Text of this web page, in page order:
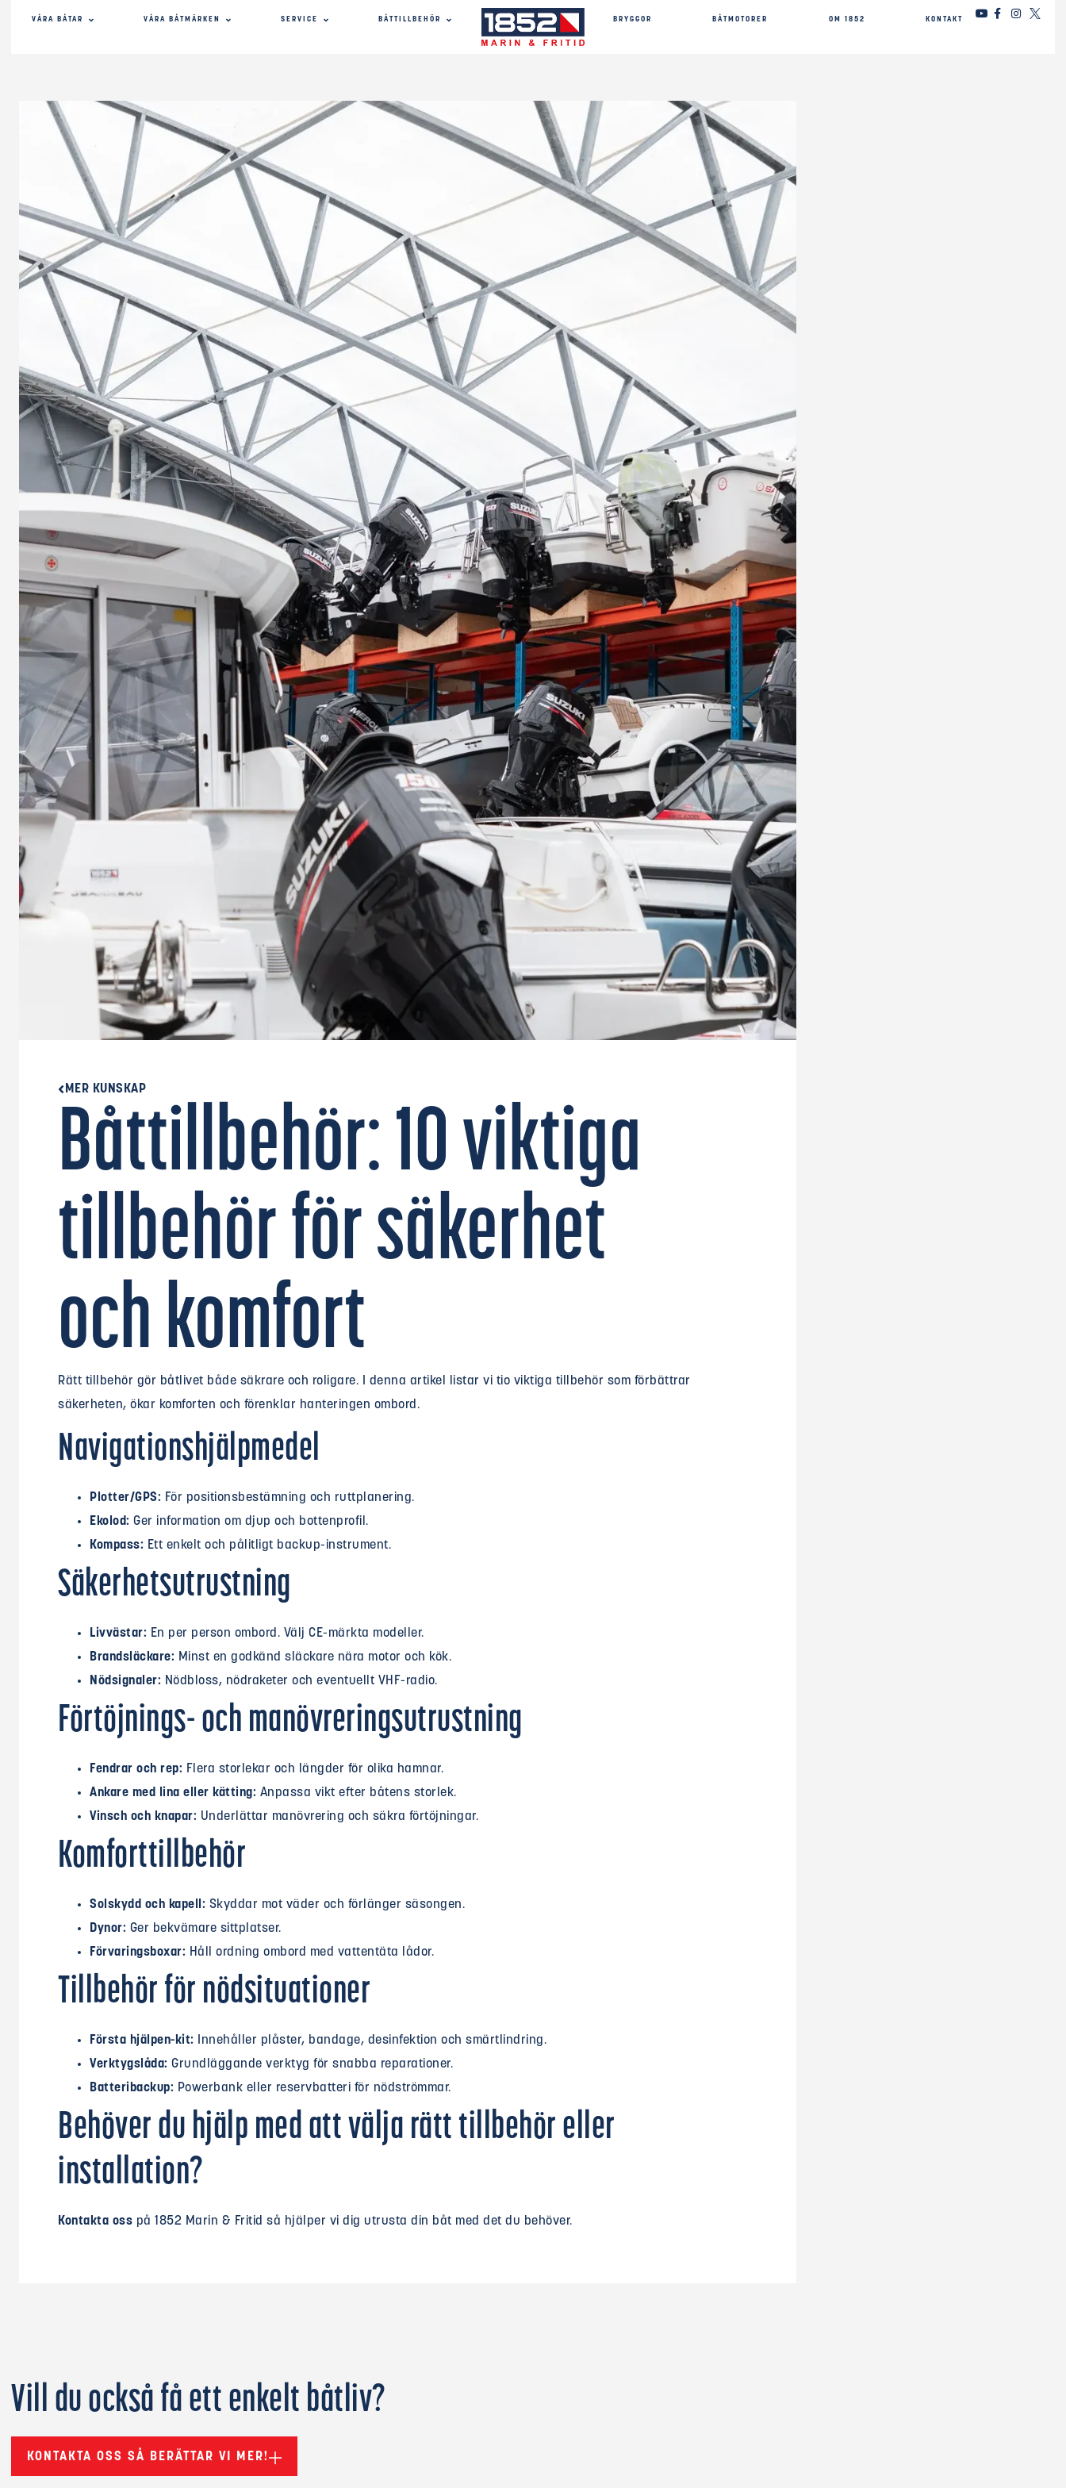
VÅRA BÅTAR VÅRA BÅTMÄRKEN SERVICE BÅTTILLBEHÖR BRYGGOR BÅTMOTORER OM 1852 KONTAKT
MER KUNSKAP
Båttillbehör: 10 viktiga
tillbehör för säkerhet
och komfort
Rätt tillbehör gör båtlivet både säkrare och roligare. I denna artikel listar vi tio viktiga tillbehör som förbättrar
säkerheten, ökar komforten och förenklar hanteringen ombord.
Navigationshjälpmedel
Plotter/GPS: För positionsbestämning och ruttplanering.
Ekolod: Ger information om djup och bottenprofil.
Kompass: Ett enkelt och pålitligt backup-instrument.
Säkerhetsutrustning
Livvästar: En per person ombord. Välj CE-märkta modeller.
Brandsläckare: Minst en godkänd släckare nära motor och kök.
Nödsignaler: Nödbloss, nödraketer och eventuellt VHF-radio.
Förtöjnings- och manövreringsutrustning
Fendrar och rep: Flera storlekar och längder för olika hamnar.
Ankare med lina eller kätting: Anpassa vikt efter båtens storlek.
Vinsch och knapar: Underlättar manövrering och säkra förtöjningar.
Komforttillbehör
Solskydd och kapell: Skyddar mot väder och förlänger säsongen.
Dynor: Ger bekvämare sittplatser.
Förvaringsboxar: Håll ordning ombord med vattentäta lådor.
Tillbehör för nödsituationer
Första hjälpen-kit: Innehåller plåster, bandage, desinfektion och smärtlindring.
Verktygslåda: Grundläggande verktyg för snabba reparationer.
Batteribackup: Powerbank eller reservbatteri för nödströmmar.
Behöver du hjälp med att välja rätt tillbehör eller
installation?
Kontakta oss på 1852 Marin & Fritid så hjälper vi dig utrusta din båt med det du behöver.
Vill du också få ett enkelt båtliv?
KONTAKTA OSS SÅ BERÄTTAR VI MER!